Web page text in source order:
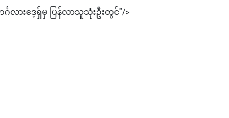
ဂလားဒေ့ရှ်မှ ပြန်လာသူသုံးဦးတွင်"/>
၁၅ နှစ်ချမှတ်
ဓာတ်မြေသြဇာတန် ၃၀၀ ထုတ်လုပ်မည်